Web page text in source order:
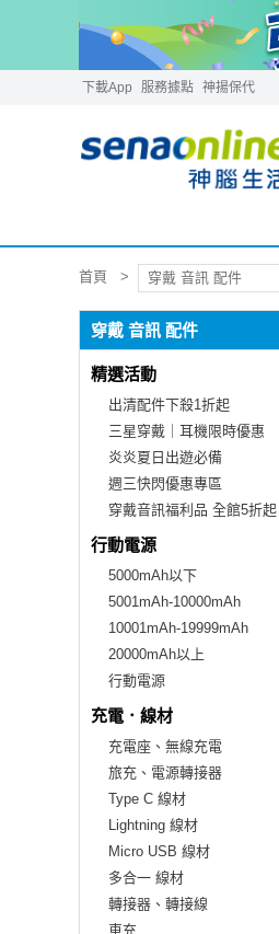
下載App 服務據點 神揚保代
首頁 穿戴 音訊 配件
穿戴 音訊 配件
精選活動
出清配件下殺1折起
三星穿戴｜耳機限時優惠
炎炎夏日出遊必備
週三快閃優惠專區
穿戴音訊福利品 全館5折起
行動電源
5000mAh以下
5001mAh-10000mAh
10001mAh-19999mAh
20000mAh以上
行動電源
充電．線材
充電座、無線充電
旅充、電源轉接器
Type C 線材
Lightning 線材
Micro USB 線材
多合一 線材
轉接器、轉接線
車充